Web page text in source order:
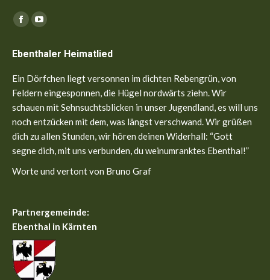
Finden Sie uns auf:
Facebook
opens
in
new
window
YouTube
opens
in
new
window
Ebenthaler Heimatlied
Ein Dörfchen liegt versonnen im dichten Rebengrün, von
Feldern eingesponnen, die Hügel nordwärts ziehn. Wir
schauen mit Sehnsuchtsblicken in unser Jugendland, es will uns
noch entzücken mit dem, was längst verschwand. Wir grüßen
dich zu allen Stunden, wir hören deinen Widerhall: “Gott
segne dich, mit uns verbunden, du weinumranktes Ebenthal!”
Worte und vertont von Bruno Graf
Partnergemeinde:
Ebenthal in Kärnten